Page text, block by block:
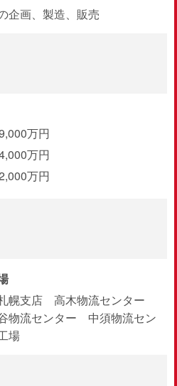
企画、製造、販売
万円
万円
万円
支店 高木物流センター
物流センター 中須物流セン
場